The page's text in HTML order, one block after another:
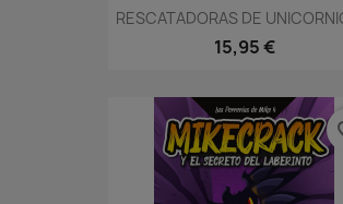
RESCATADORAS DE
15,95 €